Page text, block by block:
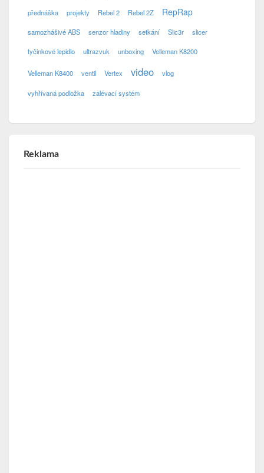
přednáška projekty Rebel 2 Rebel 2Z RepRap
samozhášivé ABS senzor hladiny setkání Slic3r slicer
tyčinkové lepidlo ultrazvuk unboxing Velleman K8200
Velleman K8400 ventil Vertex video vlog
vyhřívaná podložka zalévací systém
Reklama